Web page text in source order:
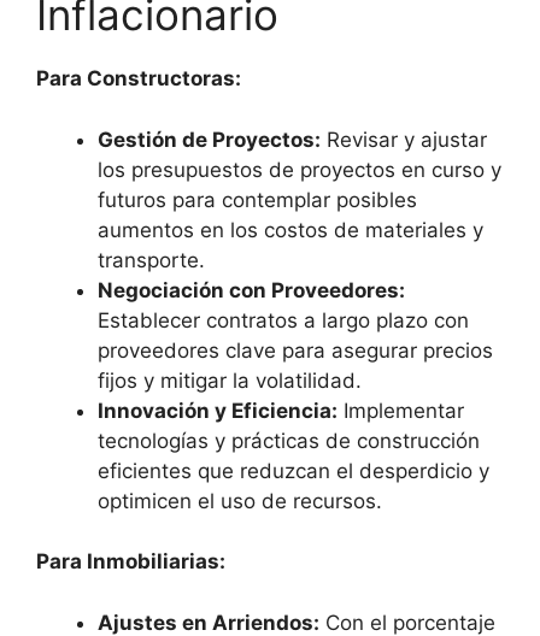
Inflacionario
Para Constructoras:
Gestión de Proyectos: Revisar y ajustar
los presupuestos de proyectos en curso y
futuros para contemplar posibles
aumentos en los costos de materiales y
transporte.
Negociación con Proveedores:
Establecer contratos a largo plazo con
proveedores clave para asegurar precios
fijos y mitigar la volatilidad.
Innovación y Eficiencia: Implementar
tecnologías y prácticas de construcción
eficientes que reduzcan el desperdicio y
optimicen el uso de recursos.
Para Inmobiliarias:
Ajustes en Arriendos: Con el porcentaje